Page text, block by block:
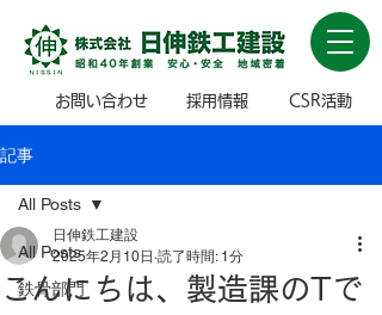
お問い合わせ 採用情報 CSR活動
記事
All Posts
鉄骨部門
All Posts
こんにちは、製造課のTで
日伸鉄工建設
2025年2月10日 読了時間: 1分